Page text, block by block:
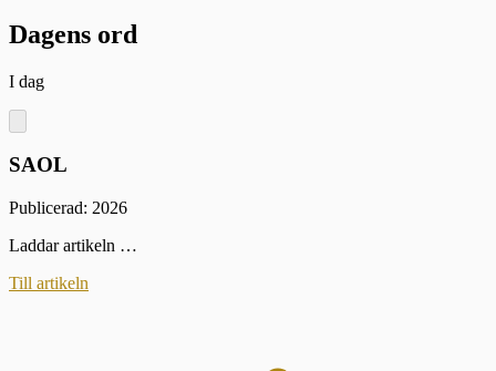
Dagens ord
I dag
SAOL
Publicerad: 2026
Laddar artikeln …
Till artikeln